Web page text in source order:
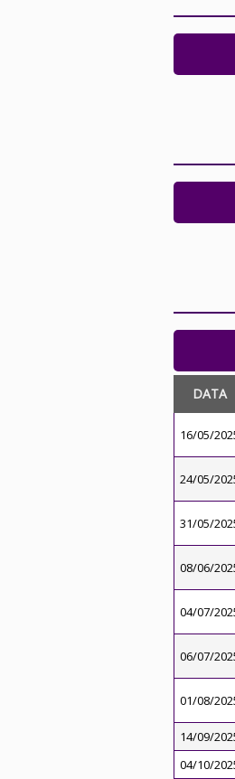
DATA
16/05/
24/05/
31/05/
08/06/
04/07/
06/07/
01/08/
14/09/
04/10/